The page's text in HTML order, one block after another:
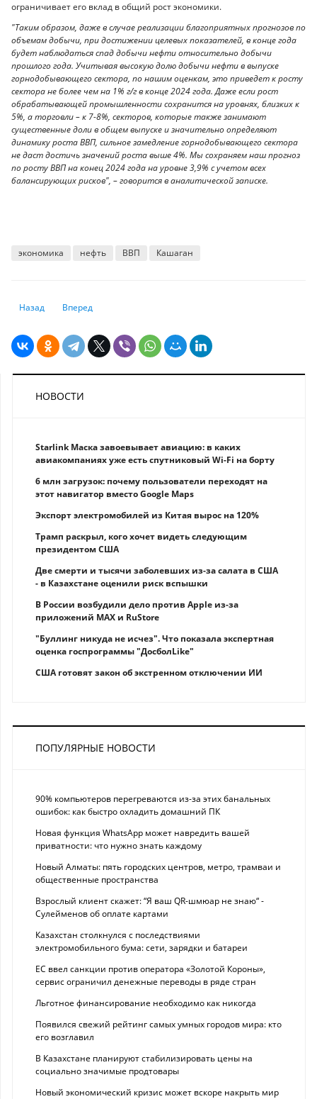
ограничивает его вклад в общий рост экономики.
"Таким образом, даже в случае реализации благоприятных прогнозов по
объемам добычи, при достижении целевых показателей, в конце года
будет наблюдаться спад добычи нефти относительно добычи
прошлого года. Учитывая высокую долю добычи нефти в выпуске
горнодобывающего сектора, по нашим оценкам, это приведет к росту
сектора не более чем на 1% г/г в конце 2024 года. Даже если рост
обрабатывающей промышленности сохранится на уровнях, близких к
5%, а торговли – к 7-8%, секторов, которые также занимают
существенные доли в общем выпуске и значительно определяют
динамику роста ВВП, сильное замедление горнодобывающего сектора
не даст достичь значений роста выше 4%. Мы сохраняем наш прогноз
по росту ВВП на конец 2024 года на уровне 3,9% с учетом всех
балансирующих рисков", – говорится в аналитической записке.
экономика нефть ВВП Кашаган
Предыдущий: Как жители разных стран относятся к изменению
Назад Следующий: Подошел к краю. О чем говорит ноябрьское
Вперед
НОВОСТИ
Starlink Маска завоевывает авиацию: в каких
авиакомпаниях уже есть спутниковый Wi-Fi на борту
6 млн загрузок: почему пользователи переходят на
этот навигатор вместо Google Maps
Экспорт электромобилей из Китая вырос на 120%
Трамп раскрыл, кого хочет видеть следующим
президентом США
Две смерти и тысячи заболевших из-за салата в США
- в Казахстане оценили риск вспышки
В России возбудили дело против Apple из-за
приложений MAX и RuStore
"Буллинг никуда не исчез". Что показала экспертная
оценка госпрограммы "ДосболLike"
США готовят закон об экстренном отключении ИИ
ПОПУЛЯРНЫЕ НОВОСТИ
90% компьютеров перегреваются из-за этих банальных
ошибок: как быстро охладить домашний ПК
Новая функция WhatsApp может навредить вашей
приватности: что нужно знать каждому
Новый Алматы: пять городских центров, метро, трамваи и
общественные пространства
Взрослый клиент скажет: “Я ваш QR-шмюар не знаю“ -
Сулейменов об оплате картами
Казахстан столкнулся с последствиями
электромобильного бума: сети, зарядки и батареи
ЕС ввел санкции против оператора «Золотой Короны»,
сервис ограничил денежные переводы в ряде стран
Льготное финансирование необходимо как никогда
Появился свежий рейтинг самых умных городов мира: кто
его возглавил
В Казахстане планируют стабилизировать цены на
социально значимые продтовары
Новый экономический кризис может вскоре накрыть мир